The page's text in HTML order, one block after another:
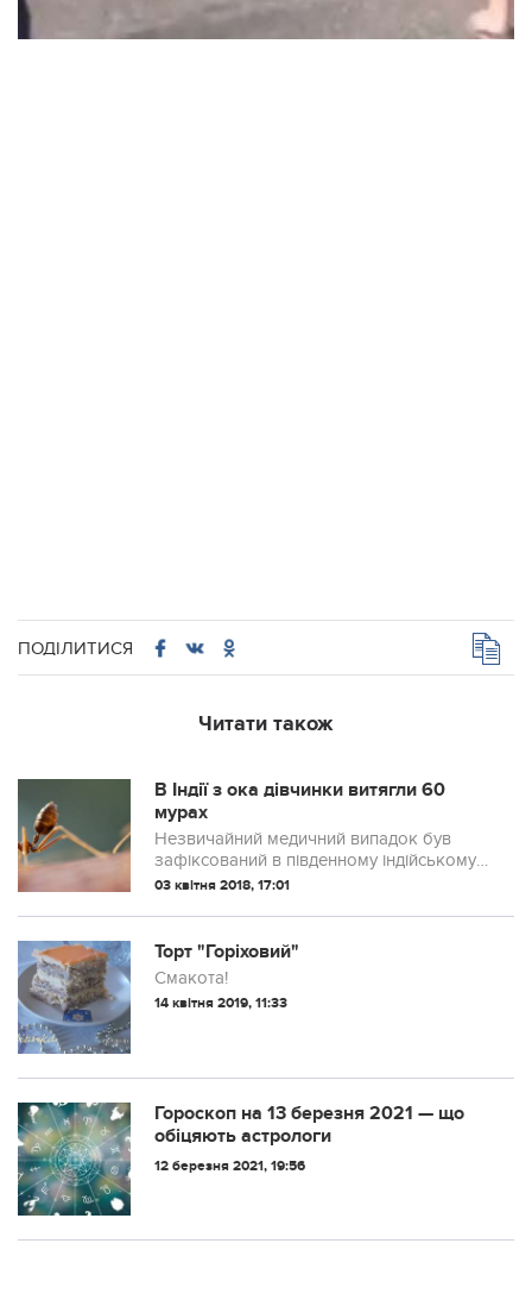
ПОДІЛИТИСЯ
Читати також
В Індії з ока дівчинки витягли 60
мурах
Незвичайний медичний випадок був
зафіксований в південному індійському
штаті Карнатака. В оці 11-річної дівчинки
могли зрозуміти як комахи туди потрап...
03 квітня 2018, 17:01
Торт "Горіховий"
Смакота!
14 квітня 2019, 11:33
Гороскоп на 13 березня 2021 — що
обіцяють астрологи
12 березня 2021, 19:56